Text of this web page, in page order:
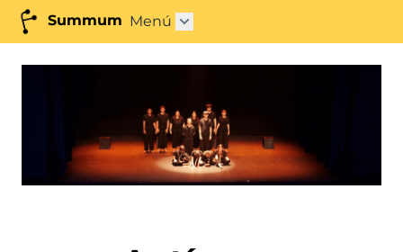
Summum Menú Abrir submenú"